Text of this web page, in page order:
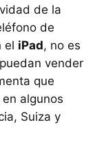
de la
de
el iPad, no es
vender
que
en algunos
Suiza y